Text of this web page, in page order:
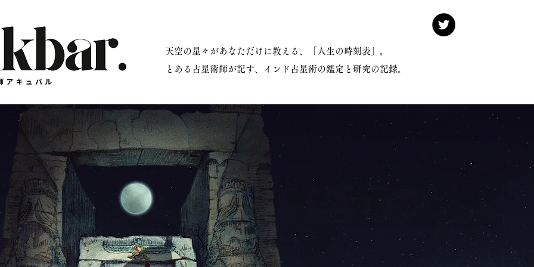
師アキュバル公式サイト
​天空の星々があなただけに教える、「人生の時刻表」。
とある占星術師が記す、インド占星術の鑑定と研究の記録。